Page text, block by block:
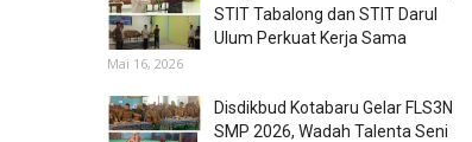
STIT Tabalong dan STIT Darul
Ulum Perkuat Kerja Sama
Mai 16, 2026
Disdikbud Kotabaru Gelar FLS3N
SMP 2026, Wadah Talenta Seni